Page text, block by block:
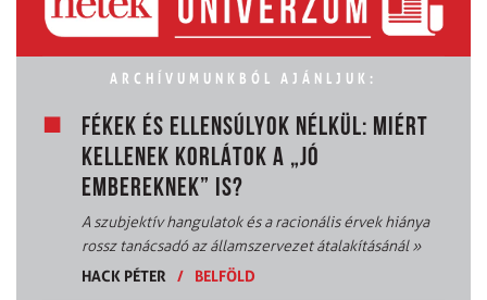
ARCHÍVUMUNKBÓL AJÁNLJUK:
FÉKEK ÉS ELLENSÚLYOK NÉLKÜL: MIÉRT
KELLENEK KORLÁTOK A „JÓ
EMBEREKNEK” IS?
A szubjektív hangulatok és a racionális érvek hiánya
rossz tanácsadó az államszervezet átalakításánál»
HACK PÉTER
/ BELFÖLD